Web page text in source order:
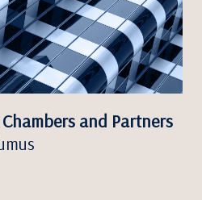
Chambers and Partners